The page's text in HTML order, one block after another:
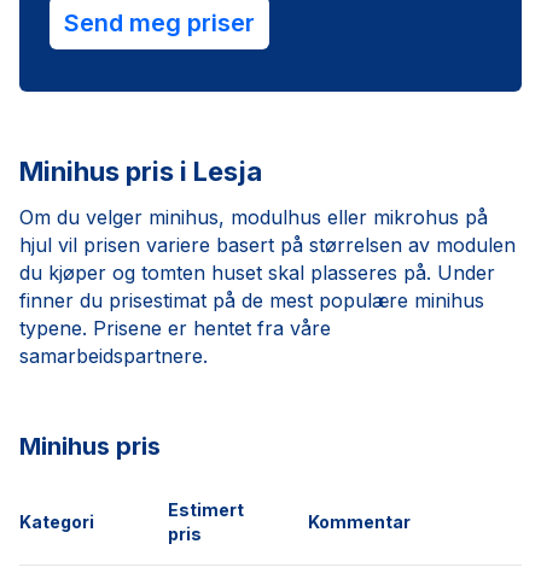
Send meg priser
Minihus pris i Lesja
Om du velger minihus, modulhus eller mikrohus på
hjul vil prisen variere basert på størrelsen av modulen
du kjøper og tomten huset skal plasseres på. Under
finner du prisestimat på de mest populære minihus
typene. Prisene er hentet fra våre
samarbeidspartnere.
Minihus pris
Kategori
Estimert
pris
Kommentar